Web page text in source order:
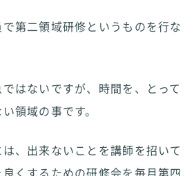
第二領域研修というものを行な
はないですが、時間を、とって
領域の事です。
、出来ないことを講師を招いて
くするための研修会を毎月第四